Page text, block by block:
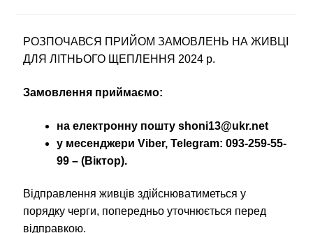
РОЗПОЧАВСЯ ПРИЙОМ ЗАМОВЛЕНЬ НА ЖИВЦІ
ДЛЯ ЛІТНЬОГО ЩЕПЛЕННЯ 2024 р.
Замовлення приймаємо:
на електронну пошту shoni13@ukr.net
у месенджери Viber, Telegram: 093-259-55-
99 –(Віктор).
Відправлення живців здійснюватиметься у
порядку черги, попередньо уточнюється перед
відправкою.